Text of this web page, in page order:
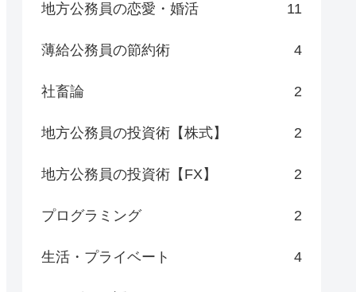
地方公務員の恋愛・婚活 11
薄給公務員の節約術 4
社畜論 2
地方公務員の投資術【株式】 2
地方公務員の投資術【FX】 2
プログラミング 2
生活・プライベート 4